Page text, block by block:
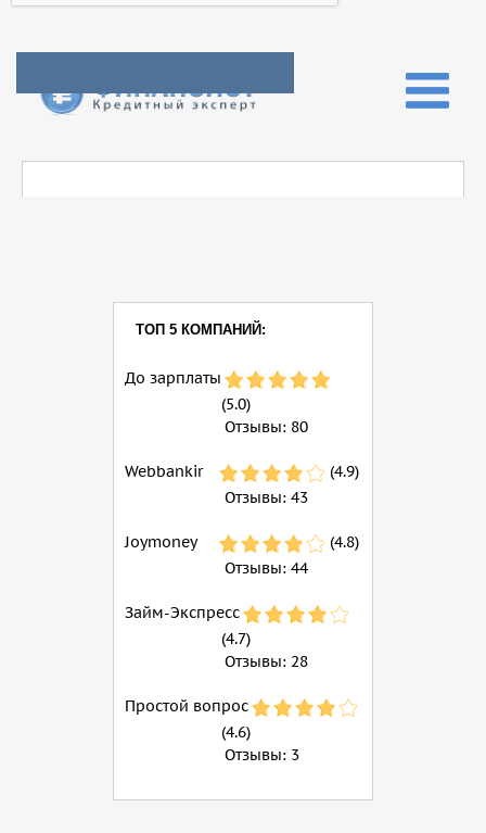
ТОП 5 КОМПАНИЙ:
До зарплаты
(5.0)
Отзывы: 80
Webbankir
(4.9)
Отзывы: 43
Joymoney
(4.8)
Отзывы: 44
Займ-Экспресс
(4.7)
Отзывы: 28
Простой вопрос
(4.6)
Отзывы: 3